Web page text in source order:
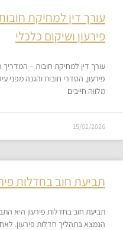
עורך דין למחיקת
פירעון ושיקום כלכלי
עורך דין למחיקת חובות – המדריך
פירעון, הסדרי חובות והגנה מפני
מלווה חייבים
15/02/2026
תביעת חוב בחדלות
תביעת חוב בחדלות פירעון היא
הנמצא בתהליך חדלות פירעון.